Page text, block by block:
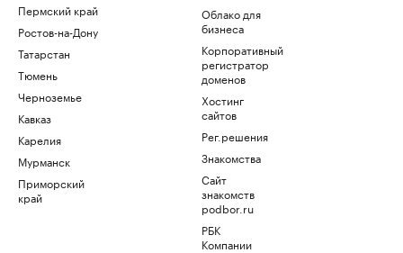
Пермский край
Ростов-на-Дону
Татарстан
Тюмень
Черноземье
Кавказ
Карелия
Мурманск
Приморский
край
Облако для
бизнеса
Корпоративный
регистратор
доменов
Хостинг
сайтов
Рег.решения
Знакомства
Сайт
знакомств
podbor.ru
РБК
Компании